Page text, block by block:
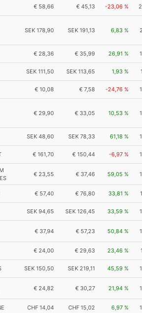
€ 58,66 € 45,13 -23,06 %
SEK 178,90 SEK 191,13 6,83 %
€ 28,36 € 35,99 26,91 %
SEK 111,50 SEK 113,65 1,93 %
€ 10,08 € 7,58 -24,76 %
€ 29,90 € 33,05 10,53 %
SEK 48,60 SEK 78,33 61,18 %
€ 161,70 € 150,44 -6,97 %
€ 23,55 € 37,46 59,05 %
€ 57,40 € 76,80 33,81 %
SEK 94,65 SEK 126,45 33,59 %
€ 37,94 € 57,23 50,84 %
€ 24,00 € 29,63 23,46 %
SEK 150,50 SEK 219,11 45,59 %
€ 24,82 € 30,27 21,94 %
CHF 14,04 CHF 15,02 6,97 %